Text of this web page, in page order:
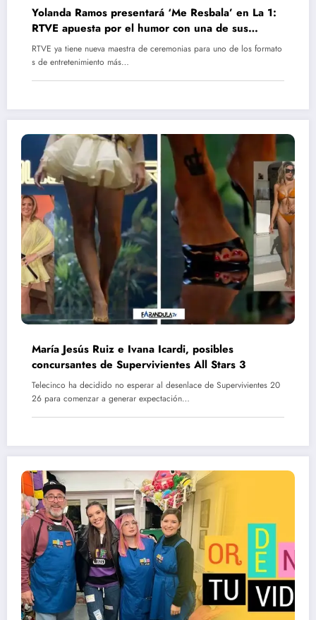
Yolanda Ramos presentará ‘Me Resbala’ en La 1:
RTVE apuesta por el humor con una de sus
grandes estrellas
RTVE ya tiene nueva maestra de ceremonias para uno de los formato
s de entretenimiento más…
María Jesús Ruiz e Ivana Icardi, posibles
concursantes de Supervivientes All Stars 3
Telecinco ha decidido no esperar al desenlace de Supervivientes 20
26 para comenzar a generar expectación…